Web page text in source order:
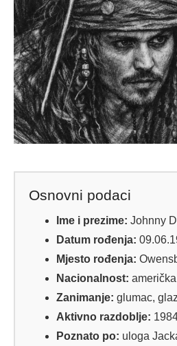
Osnovni podaci
Ime i prezime: Johnny
Datum rođenja:
Mjesto rođenja:
Nacionalnost: američka
Zanimanje: glumac,
Aktivno razdoblje:
Poznato po: uloga